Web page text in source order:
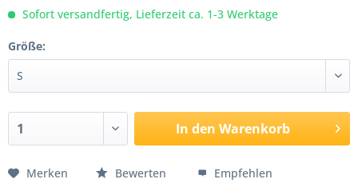
Sofort versandfertig, Lieferzeit ca. 1-3 Werktage
Größe:
In den Warenkorb
Merken Bewerten Empfehlen